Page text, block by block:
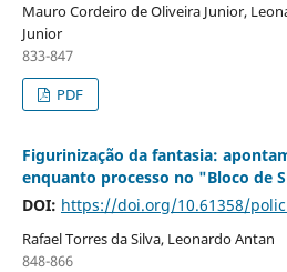
Mauro Cordeiro de Oliveira Junior,
Junior
833-847
PDF
Figurinização da fantasia:
enquanto processo no "Bloco de
DOI: https://doi.org/10.61358/
Rafael Torres da Silva, Leonardo Antan
848-866